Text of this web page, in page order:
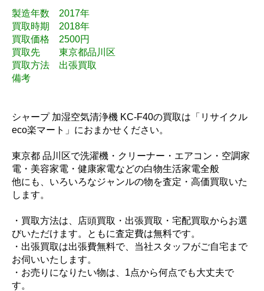
製造年数 2017年
買取時期 2018年
買取価格 2500円
買取先 東京都品川区
買取方法 出張買取
備考
シャープ 加湿空気清浄機 KC-F40の買取は「リサイクル
eco楽マート」におまかせください。
東京都 品川区で洗濯機・クリーナー・エアコン・空調家
電・美容家電・健康家電などの白物生活家電全般
他にも、いろいろなジャンルの物を査定・高価買取いた
します。
・買取方法は、店頭買取・出張買取・宅配買取からお選
びいただけます。ともに査定費は無料です。
・出張買取は出張費無料で、当社スタッフがご自宅まで
お伺いいたします。
・お売りになりたい物は、1点から何点でも大丈夫で
す。